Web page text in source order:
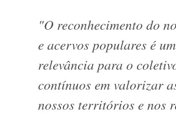
"O reconhecimento do
e acervos populares é
relevância para o
contínuos em valorizar
nossos territórios e nos